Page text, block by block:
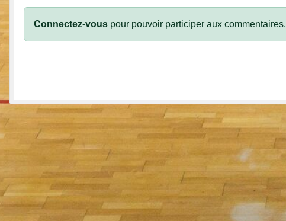
Connectez-vous pour pouvoir participer aux commentaires.